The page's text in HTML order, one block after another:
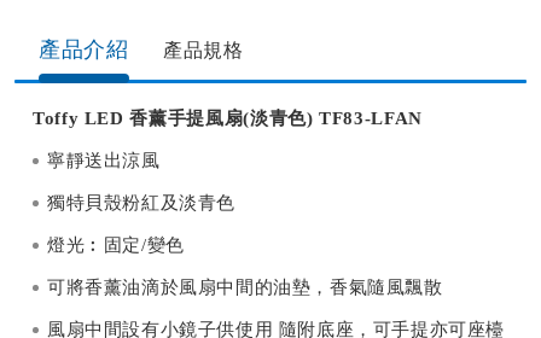
產品介紹 產品規格​
Toffy LED 香薰手提風扇(淡青色) TF83-LFAN
寧靜送出涼風
獨特貝殼粉紅及淡青色
燈光︰固定/變色
可將香薰油滴於風扇中間的油墊，香氣隨風飄散
風扇中間設有小鏡子供使用 隨附底座，可手提亦可座檯